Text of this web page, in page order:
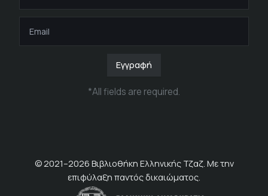
Εγγραφή
*All fields are required.
© 2021–2026 Βιβλιοθήκη Ελληνικής Τζαζ. Με την
επιφύλαξη παντός δικαιώματος.